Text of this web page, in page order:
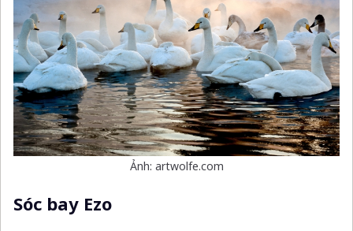
Ảnh: artwolfe.com
Sóc bay Ezo